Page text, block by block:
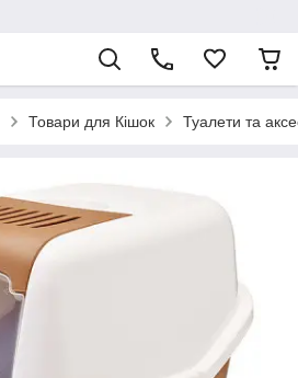
Товари для Кішок Туалети та